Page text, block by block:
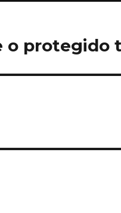
o protegido